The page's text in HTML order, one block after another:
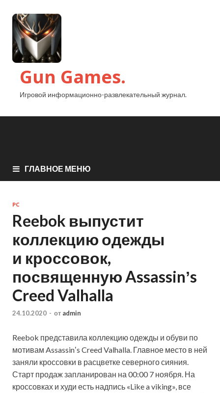
Gun Games.
Игровой информационно-развлекательный журнал.
ГЛАВНОЕ МЕНЮ
PC
Reebok выпустит
коллекцию одежды
и кроссовок,
посвященную Assassinʼs
Creed Valhalla
24.10.2020 - от admin
Reebok представила коллекцию одежды и обуви по
мотивам Assassinʼs Creed Valhalla. Главное место в ней
заняли кроссовки в расцветке северного сияния.
Старт продаж запланирован на 00:00 7 ноября. На
кроссовках и худи есть надпись «Like a viking», все